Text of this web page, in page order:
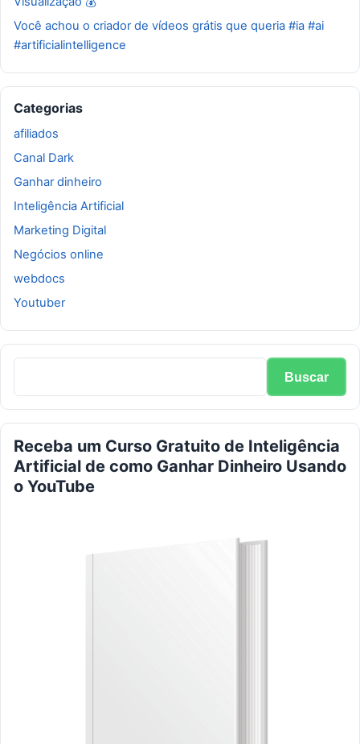
Você achou o criador de vídeos grátis que queria #ia #ai
#artificialintelligence
Categorias
afiliados
Canal Dark
Ganhar dinheiro
Inteligência Artificial
Marketing Digital
Negócios online
webdocs
Youtuber
Receba um Curso Gratuito de Inteligência
Artificial de como Ganhar Dinheiro Usando
o YouTube